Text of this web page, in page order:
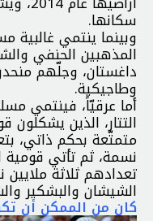
سكانها.
وبينما ينتمي
المذهبين الحنفي
داغستان، وجلّهم
وطاجيكية.
أما عرقيّاً، فينتمي
التتار، الذين
متمتّعة بحكم ذاتي،
نسمة، ثم تأتي قومية
تعدادهم ثلاثة
الشيشان والبشكير
كان من الممكن أن